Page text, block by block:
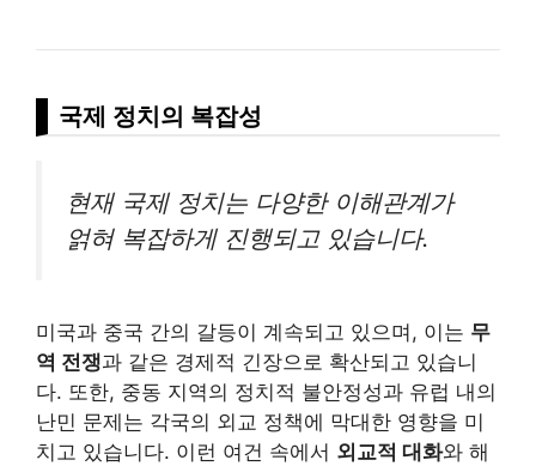
국제 정치의 복잡성
현재 국제 정치는 다양한 이해관계가
얽혀 복잡하게 진행되고 있습니다.
미국과 중국 간의 갈등이 계속되고 있으며, 이는 무
역 전쟁과 같은 경제적 긴장으로 확산되고 있습니
다. 또한, 중동 지역의 정치적 불안정성과 유럽 내의
난민 문제는 각국의 외교 정책에 막대한 영향을 미
치고 있습니다. 이런 여건 속에서 외교적 대화와 해